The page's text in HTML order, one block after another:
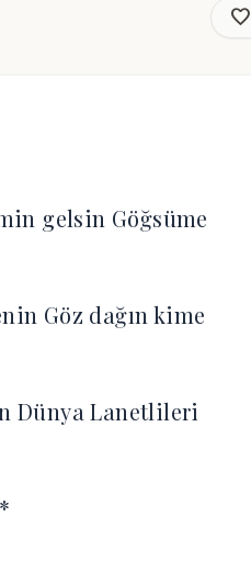
favorite_border
gelsin Göğsüme
Göz dağın kime
Dünya Lanetlileri